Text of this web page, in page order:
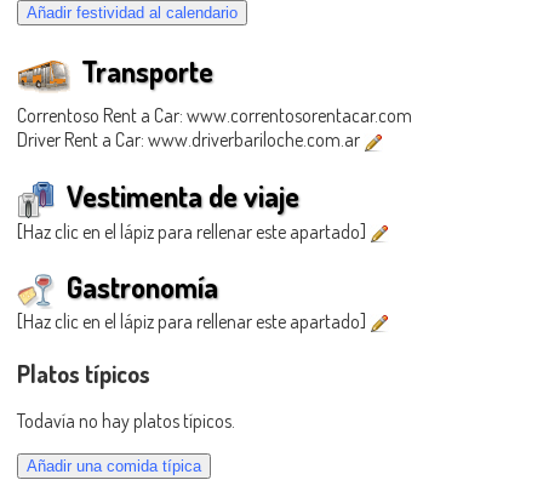
Transporte
Correntoso Rent a Car: www.correntosorentacar.com
Driver Rent a Car: www.driverbariloche.com.ar
Vestimenta de viaje
[Haz clic en el lápiz para rellenar este apartado]
Gastronomía
[Haz clic en el lápiz para rellenar este apartado]
Platos típicos
Todavía no hay platos típicos.